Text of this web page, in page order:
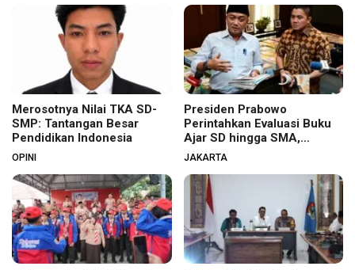
Merosotnya Nilai TKA SD-
SMP: Tantangan Besar
Pendidikan Indonesia
OPINI
Presiden Prabowo
Perintahkan Evaluasi Buku
Ajar SD hingga SMA,
Budaya Membaca Digenjot
JAKARTA